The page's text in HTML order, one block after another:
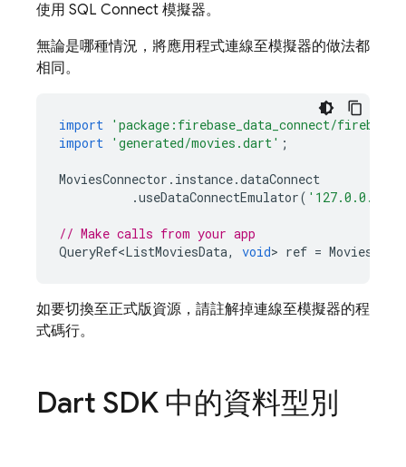
使用 SQL Connect 模擬器。
無論是哪種情況，將應用程式連線至模擬器的做法都
相同。
import 'package:firebase_data_connect/
import 'generated/movies.dart' ;
MoviesConnector . instance.dataConnect
.useDataConnectEmulator( '127.0.0.1'
// Make calls from your app
QueryRef<ListMoviesData, void> ref =
如要切換至正式版資源，請註解掉連線至模擬器的程
式碼行。
Dart SDK 中的資料型別